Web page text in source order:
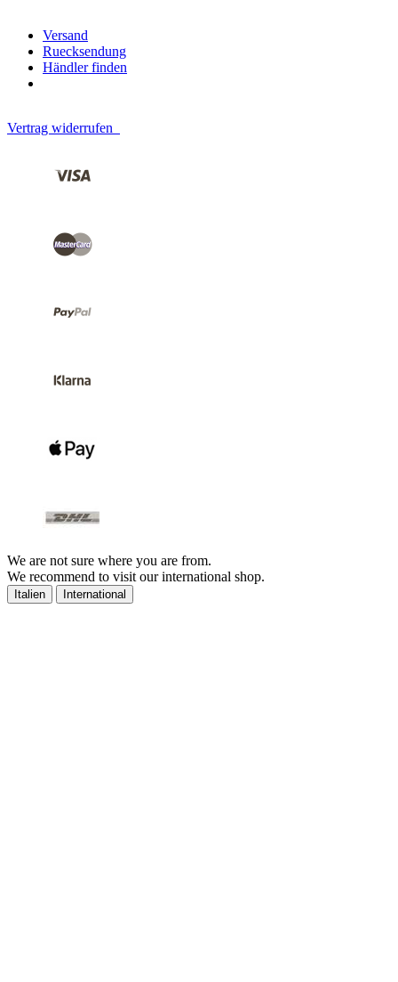
Versand
Ruecksendung
Händler finden
Vertrag widerrufen
We are not sure where you are from.
We recommend to visit our international shop.
Italien International